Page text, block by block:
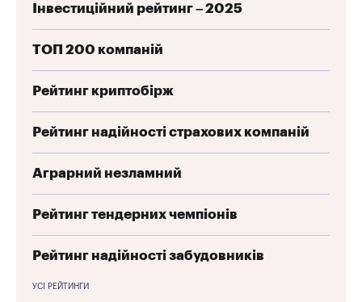
Інвестиційний рейтинг – 2025
ТОП 200 компаній
Рейтинг криптобірж
Рейтинг надійності страхових компаній
Аграрний незламний
Рейтинг тендерних чемпіонів
Рейтинг надійності забудовників
УСІ РЕЙТИНГИ